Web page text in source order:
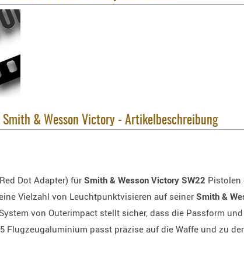
Smith & Wesson Victory - Artikelbeschreibung
Dot Adapter) für Smith & Wesson Victory SW22 Pistolen
Vielzahl von Leuchtpunktvisieren auf seiner Smith &
von Outerimpact stellt sicher, dass die Passform
Flugzeugaluminium passt präzise auf die Waffe und zu